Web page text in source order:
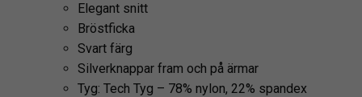
Elegant snitt
Bröstficka
Svart färg
Silverknappar fram och på ärmar
Tyg: Tech Tyg – 78% nylon, 22% spandex